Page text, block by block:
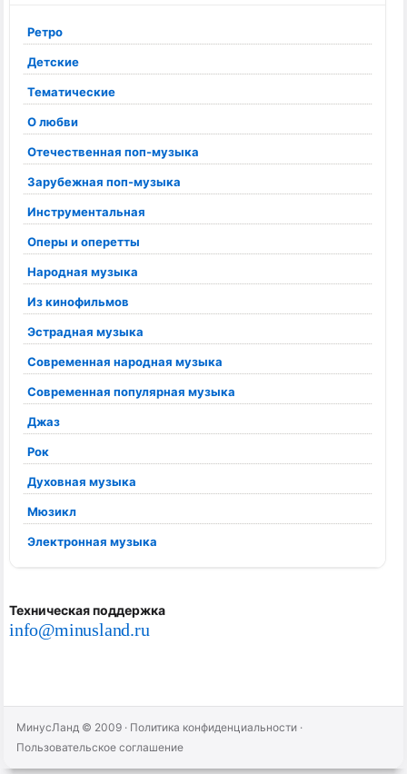
Ретро
Детские
Тематические
О любви
Отечественная поп-музыка
Зарубежная поп-музыка
Инструментальная
Оперы и оперетты
Народная музыка
Из кинофильмов
Эстрадная музыка
Современная народная музыка
Современная популярная музыка
Джаз
Рок
Духовная музыка
Мюзикл
Электронная музыка
Техническая поддержка
info@minusland.ru
МинусЛанд © 2009 · Политика конфиденциальности ·
Пользовательское соглашение